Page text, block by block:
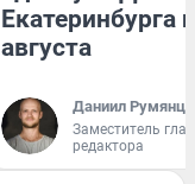
Екатеринбурга
августа
Даниил
Заместитель
редактора